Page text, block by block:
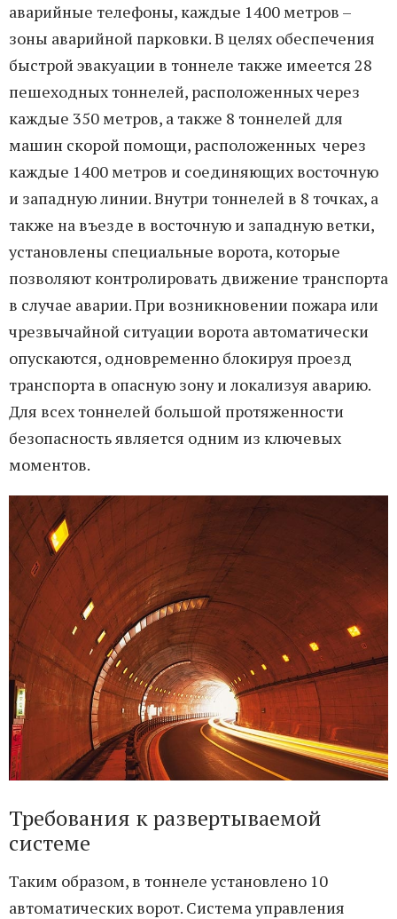
аварийные телефоны, каждые 1400 метров –
зоны аварийной парковки. В целях обеспечения
быстрой эвакуации в тоннеле также имеется 28
пешеходных тоннелей, расположенных через
каждые 350 метров, а также 8 тоннелей для
машин скорой помощи, расположенных через
каждые 1400 метров и соединяющих восточную
и западную линии. Внутри тоннелей в 8 точках, а
также на въезде в восточную и западную ветки,
установлены специальные ворота, которые
позволяют контролировать движение транспорта
в случае аварии. При возникновении пожара или
чрезвычайной ситуации ворота автоматически
опускаются, одновременно блокируя проезд
транспорта в опасную зону и локализуя аварию.
Для всех тоннелей большой протяженности
безопасность является одним из ключевых
моментов.
Требования к развертываемой
системе
Таким образом, в тоннеле установлено 10
автоматических ворот. Система управления